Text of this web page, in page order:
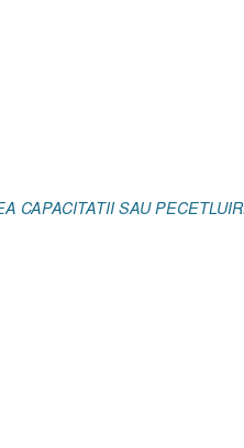
CAPACITATII SAU